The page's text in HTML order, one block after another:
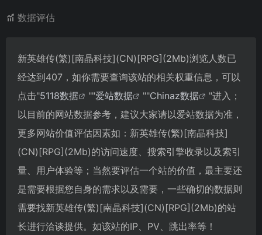
数据评估
新英雄传(繁)[南晶科技](CN)[RPG](2Mb)浏览人数已
经达到407，如你需要查询该站的相关权重信息，可以
点击"5118数据 ""爱站数据 ""Chinaz数据
"进入；
以目前的网站数据参考，建议大家请以爱站数据为准，
更多网站价值评估因素如：新英雄传(繁)[南晶科技]
(CN)[RPG](2Mb)的访问速度、搜索引擎收录以及索引
量、用户体验等；当然要评估一个站的价值，最主要还
是需要根据您自身的需求以及需要，一些确切的数据则
需要找新英雄传(繁)[南晶科技](CN)[RPG](2Mb)的站
长进行洽谈提供。如该站的IP、PV、跳出率等！